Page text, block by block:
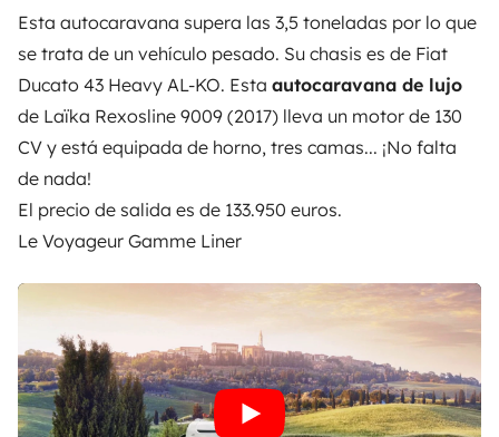
Esta autocaravana supera las 3,5 toneladas por lo que
se trata de un vehículo pesado. Su chasis es de Fiat
Ducato 43 Heavy AL-KO. Esta autocaravana de lujo
de Laïka Rexosline 9009 (2017) lleva un motor de 130
CV y está equipada de horno, tres camas... ¡No falta
de nada!
El precio de salida es de 133.950 euros.
Le Voyageur Gamme Liner